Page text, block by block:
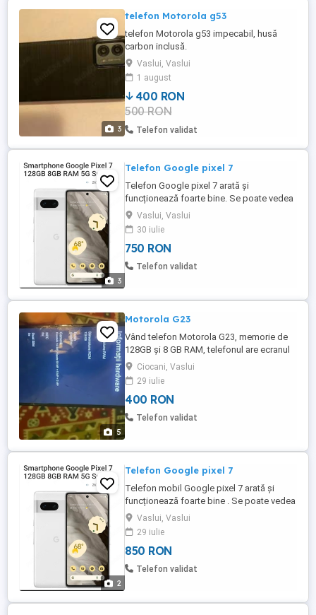
3
telefon Motorola g53
telefon Motorola g53 impecabil, husă
carbon inclusă.
Vaslui, Vaslui
1 august
400 RON
500 RON
Telefon validat
3
Telefon Google pixel 7
Telefon Google pixel 7 arată și
funcționează foarte bine. Se poate vedea
in Vaslui. Nu trimit in alte localități
Vaslui, Vaslui
30 iulie
750 RON
Telefon validat
5
Motorola G23
Vând telefon Motorola G23, memorie de
128GB și 8 GB RAM, telefonul are ecranul
spart îl vând ori pentru piese sau pentru
cineva care nu prea stă pe telefon prețul
poate varia între 300-400 lei, pentru mai
multe detalii aștept mesaje
Ciocani, Vaslui
29 iulie
400 RON
Telefon validat
2
Telefon Google pixel 7
Telefon mobil Google pixel 7 arată și
funcționează foarte bine . Se poate vedea
in Vaslui. Nu trimit in alte localități
Vaslui, Vaslui
29 iulie
850 RON
Telefon validat